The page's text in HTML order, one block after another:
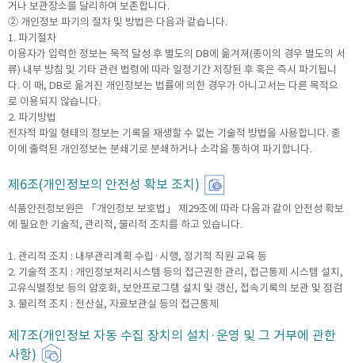
거나 보관장소를 달리하여 보존합니다.
② 개인정보 파기의 절차 및 방법은 다음과 같습니다.
1. 파기절차
이용자가 입력한 정보는 목적 달성 후 별도의 DB에 옮겨져(종이의 경우 별도의 서
류) 내부 방침 및 기타 관련 법령에 따라 일정기간 저장된 후 혹은 즉시 파기됩니
다. 이 때, DB로 옮겨진 개인정보는 법률에 의한 경우가 아니고서는 다른 목적으
로 이용되지 않습니다.
2. 파기방법
전자적 파일 형태의 정보는 기록을 재생할 수 없는 기술적 방법을 사용합니다. 종
이에 출력된 개인정보는 분쇄기로 분쇄하거나 소각을 통하여 파기합니다.
제6조(개인정보의 안전성 확보 조치)
식품안전정보원은 「개인정보 보호법」 제29조에 따라 다음과 같이 안전성 확보
에 필요한 기술적, 관리적, 물리적 조치를 하고 있습니다.
1. 관리적 조치 : 내부관리계획 수립·시행, 정기적 직원 교육 등
2. 기술적 조치 : 개인정보처리시스템 등의 접근권한 관리, 접근통제 시스템 설치,
고유식별정보 등의 암호화, 보안프로그램 설치 및 갱신, 접속기록의 보관 및 점검
3. 물리적 조치 : 전산실, 자료보관실 등의 접근통제
제7조(개인정보 자동 수집 장치의 설치·운영 및 그 거부에 관한
사항)